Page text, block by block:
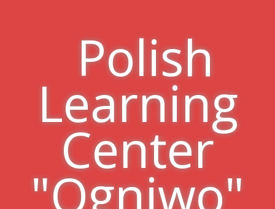
Polish
Learning
Center
"Ogniwo"